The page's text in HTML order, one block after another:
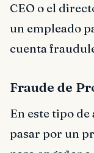
CEO o el
un empleado
cuenta
Fraude de
En este tipo de
pasar por un